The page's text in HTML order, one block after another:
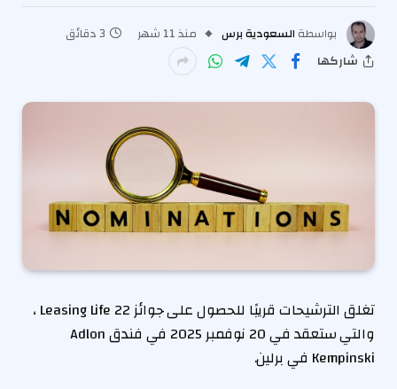
بواسطة السعودية برس منذ 11 شهر
3 دقائق
شاركها
تغلق الترشيحات قريبًا للحصول على جوائز Leasing Life 22 ،
والتي ستعقد في 20 نوفمبر 2025 في فندق Adlon
Kempinski في برلين.